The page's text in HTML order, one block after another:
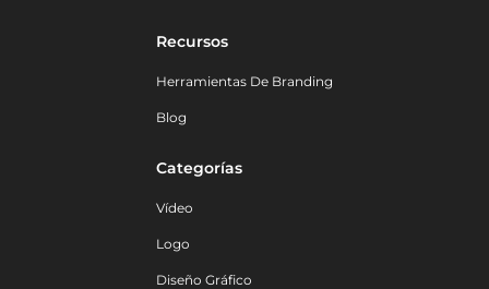
Recursos
Herramientas De Branding
Blog
Categorías
Vídeo
Logo
Diseño Gráfico